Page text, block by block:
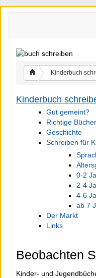
Kinderbuch
Kinderbuch
Gut gemeint?
Richtige Bücher
Geschichte
Schreiben für
0-2
2-4
4-6
ab 7
Der Markt
Links
Beobachten
Kinder- und